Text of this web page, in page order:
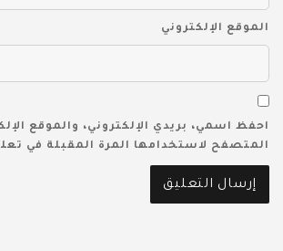
الموقع الإلكتروني
احفظ اسمي، بريدي الإلكتروني، والموقع
المتصفح لاستخدامها المرة المقبلة في